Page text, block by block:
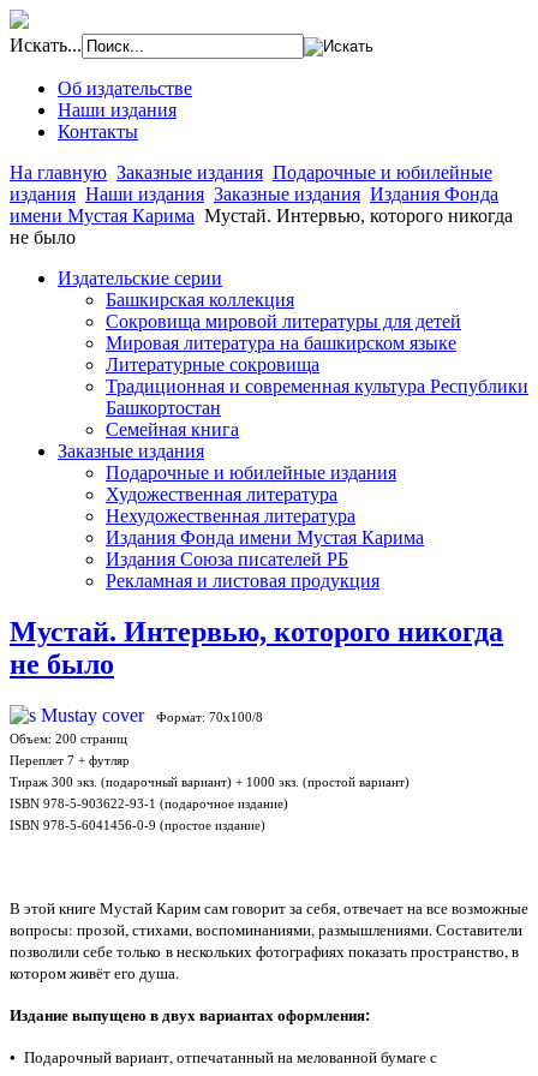
Искать...
Об издательстве
Наши издания
Контакты
На главную Заказные издания Подарочные и юбилейные
издания Наши издания Заказные издания Издания Фонда
имени Мустая Карима Мустай. Интервью, которого никогда
не было
Издательские серии
Башкирская коллекция
Сокровища мировой литературы для детей
Мировая литература на башкирском языке
Литературные сокровища
Традиционная и современная культура Республики
Башкортостан
Семейная книга
Заказные издания
Подарочные и юбилейные издания
Художественная литература
Нехудожественная литература
Издания Фонда имени Мустая Карима
Издания Союза писателей РБ
Рекламная и листовая продукция
Мустай. Интервью, которого никогда
не было
Формат: 70х100/8
Объем: 200 страниц
Переплет 7 + футляр
Тираж 300 экз. (подарочный вариант) + 1000 экз. (простой вариант)
ISBN 978-5-903622-93-1 (подарочное издание)
ISBN 978-5-6041456-0-9 (простое издание)
В этой книге Мустай Карим сам говорит за себя, отвечает на все возможные
вопросы: прозой, стихами, воспоминаниями, размышлениями. Составители
позволили себе только в нескольких фотографиях показать пространство, в
котором живёт его душа.
Издание выпущено в двух вариантах оформления:
• Подарочный вариант, отпечатанный на мелованной бумаге с